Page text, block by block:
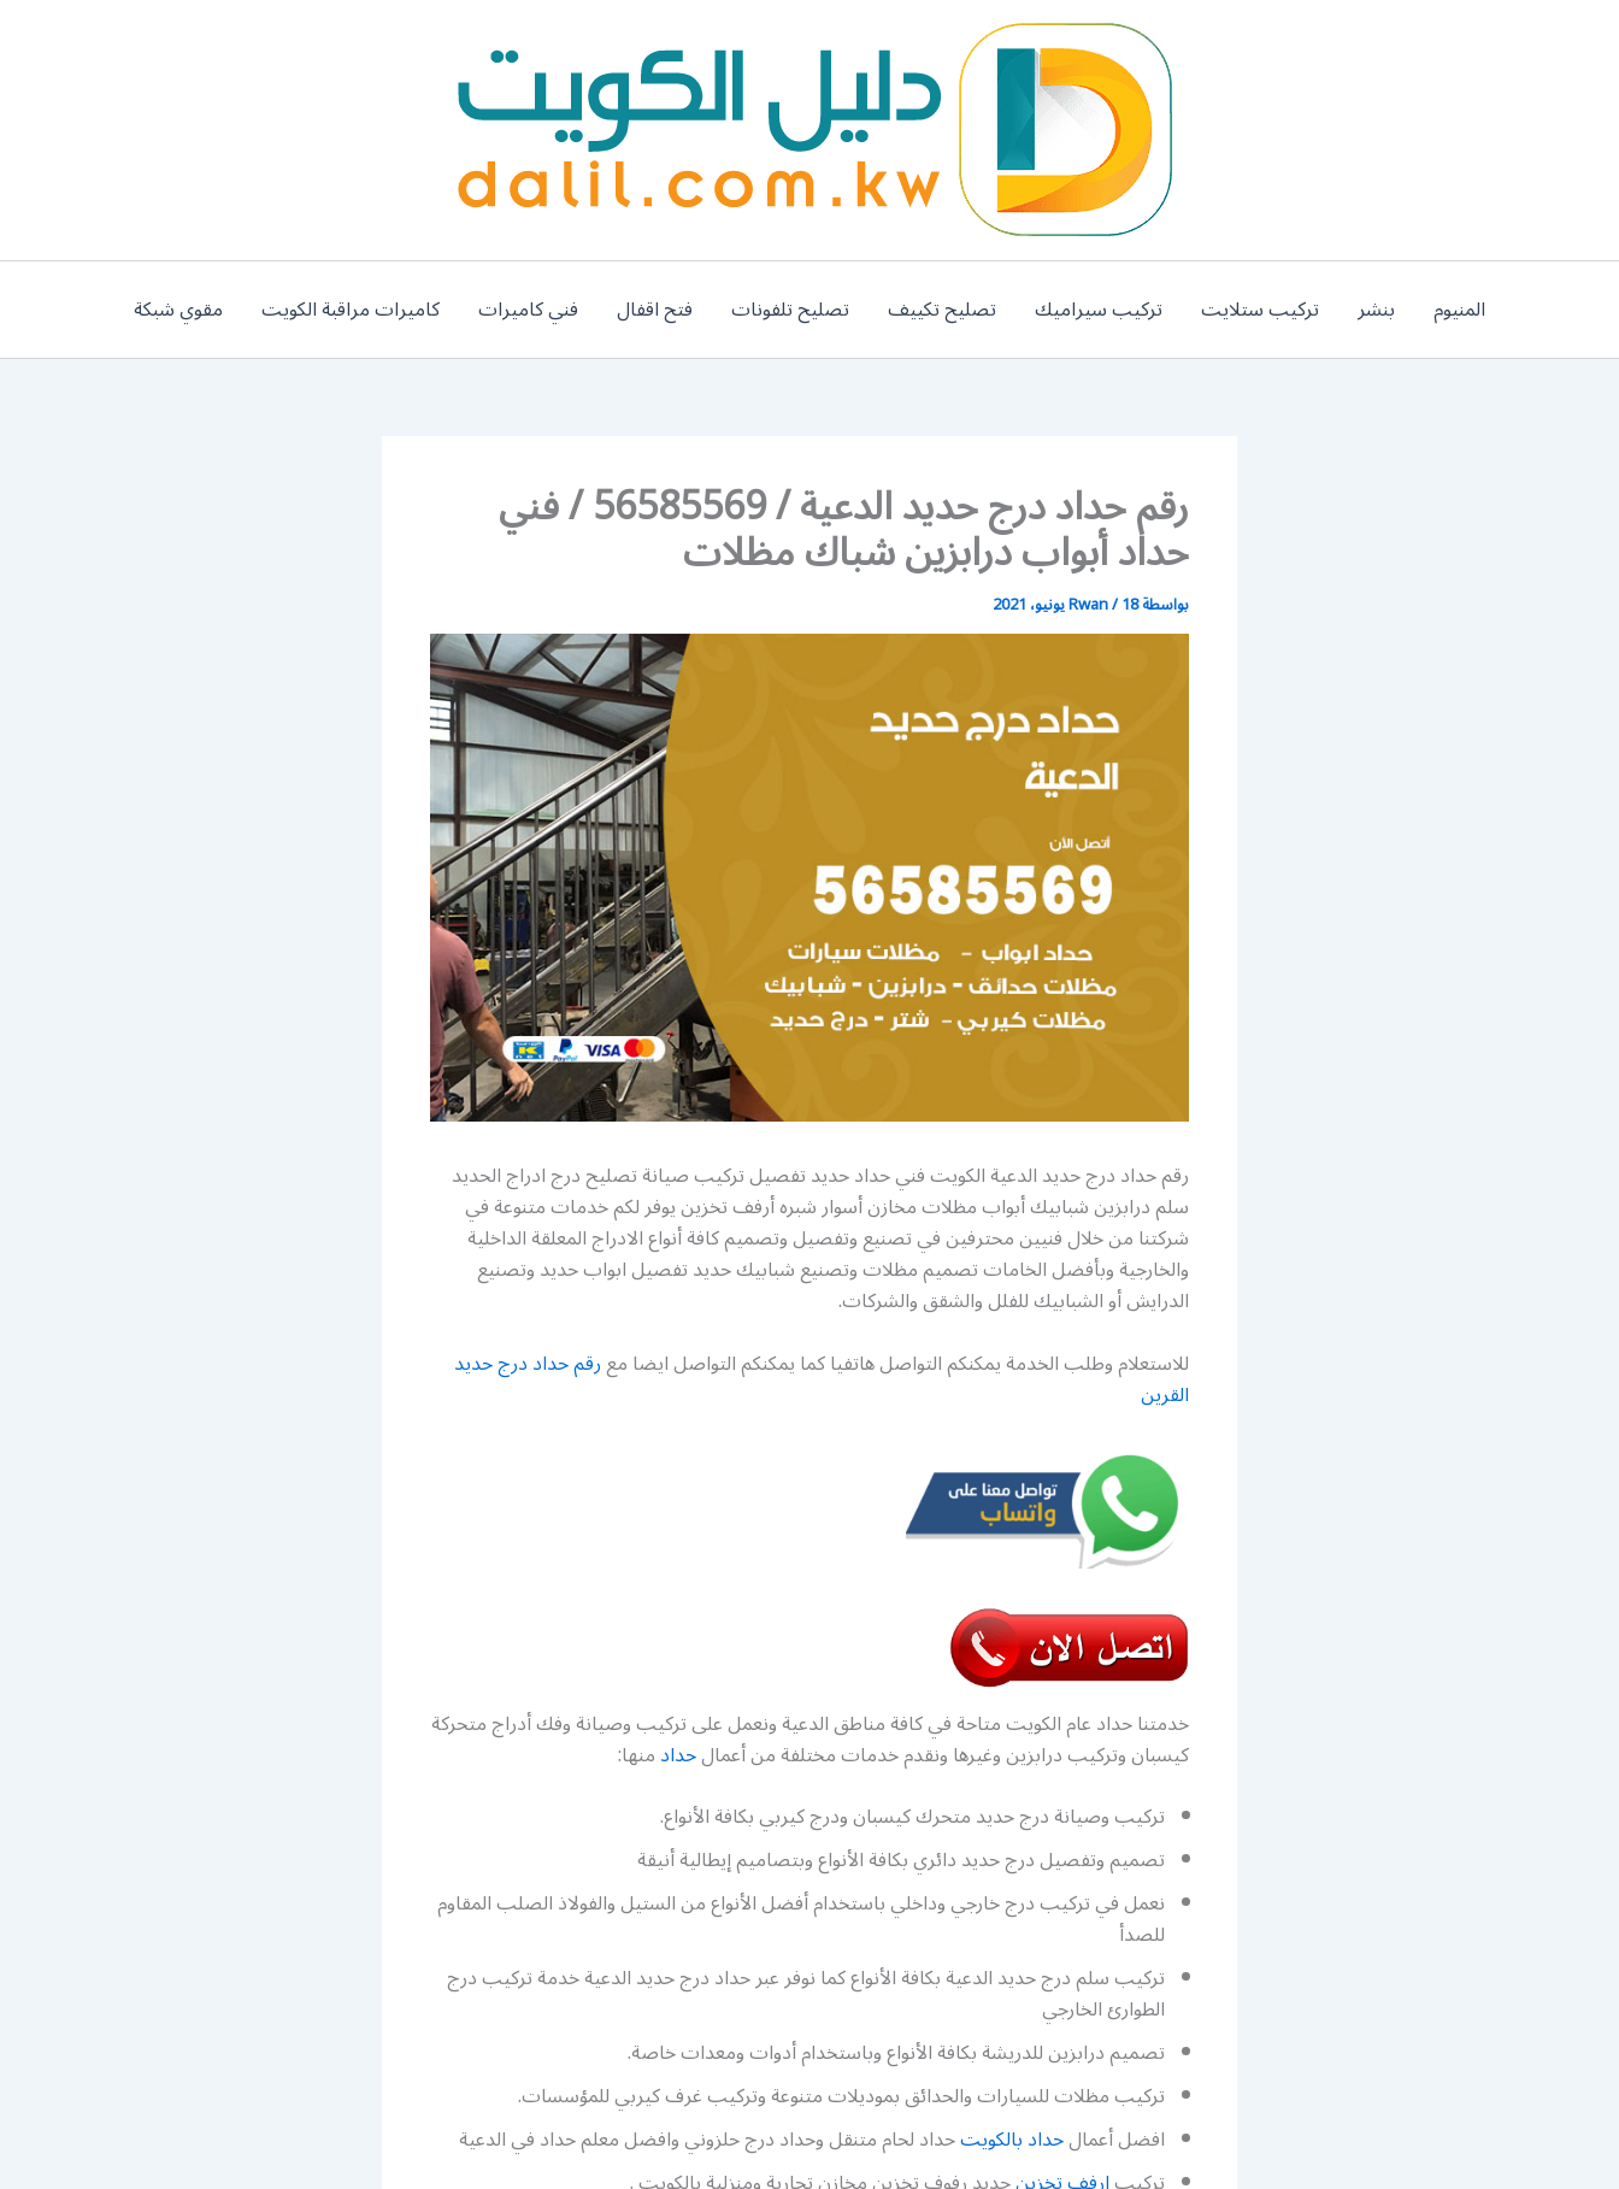
المنيوم بنشر تركيب ستلايت تركيب سيراميك تصليح تكييف تصليح تلفونات فتح اقفال فني كاميرات كاميرات مراقبة الكويت مقوي شبكة
رقم حداد درج حديد الدعية / 56585569 / فني
حداد أبواب درابزين شباك مظلات
بواسطة Rwan/18 يونيو، 2021
رقم حداد درج حديد الدعية الكويت فني حداد حديد تفصيل تركيب صيانة تصليح درج ادراج الحديد
سلم درابزين شبابيك أبواب مظلات مخازن أسوار شبره أرفف تخزين يوفر لكم خدمات متنوعة في
شركتنا من خلال فنيين محترفين في تصنيع وتفصيل وتصميم كافة أنواع الادراج المعلقة الداخلية
والخارجية وبأفضل الخامات تصميم مظلات وتصنيع شبابيك حديد تفصيل ابواب حديد وتصنيع
الدرايش أو الشبابيك للفلل والشقق والشركات.
للاستعلام وطلب الخدمة يمكنكم التواصل هاتفيا كما يمكنكم التواصل ايضا معرقم حداد درج حديد
القرين
خدمتنا حداد عام الكويت متاحة في كافة مناطق الدعية ونعمل على تركيب وصيانة وفك أدراج متحركة
كيسبان وتركيب درابزين وغيرها ونقدم خدمات مختلفة من أعمالحدادمنها:
تركيب وصيانة درج حديد متحرك كيسبان ودرج كيربي بكافة الأنواع.
تصميم وتفصيل درج حديد دائري بكافة الأنواع وبتصاميم إيطالية أنيقة
نعمل في تركيب درج خارجي وداخلي باستخدام أفضل الأنواع من الستيل والفولاذ الصلب المقاوم
للصدأ
تركيب سلم درج حديد الدعية بكافة الأنواع كما نوفر عبر حداد درج حديد الدعية خدمة تركيب درج
الطوارئ الخارجي
تصميم درابزين للدريشة بكافة الأنواع وباستخدام أدوات ومعدات خاصة.
تركيب مظلات للسيارات والحدائق بموديلات متنوعة وتركيب غرف كيربي للمؤسسات.
افضل أعمالحداد بالكويتحداد لحام متنقل وحداد درج حلزوني وافضل معلم حداد في الدعية